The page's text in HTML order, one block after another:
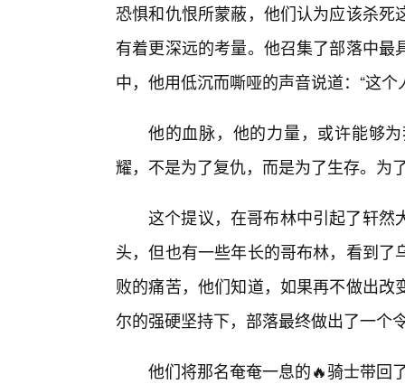
恐惧和仇恨所蒙蔽，他们认为应该杀
有着更深远的考量。他召集了部落中
中，他用低沉而嘶哑的声音说道：“这
他的血脉，他的力量，或许能够
耀，不是为了复仇，而是为了生存。为
这个提议，在哥布林中引起了轩然
头，但也有一些年长的哥布林，看到
败的痛苦，他们知道，如果再不做出
尔的强硬坚持下，部落最终做出了一个
他们将那名奄奄一息的🔥骑士带回